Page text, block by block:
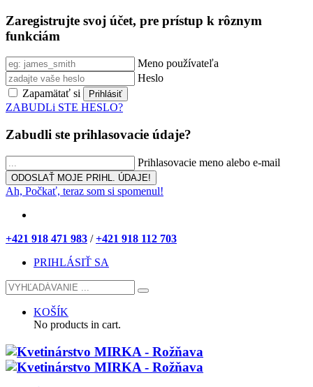
Zaregistrujte svoj účet, pre prístup k rôznym
funkciám
Meno používateľa
Heslo
Zapamätať si
ZABUDLi STE HESLO?
Zabudli ste prihlasovacie údaje?
Prihlasovacie meno alebo e-mail
Ah, Počkať, teraz som si spomenul!
+421 918 471 983 /+421 918 112 703
PRIHLÁSIŤ SA
KOŠÍK
No products in cart.